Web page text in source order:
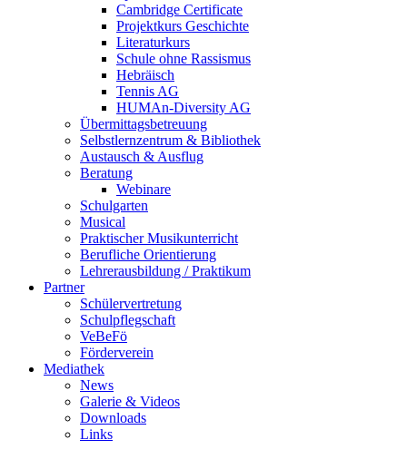
Cambridge Certificate
Projektkurs Geschichte
Literaturkurs
Schule ohne Rassismus
Hebräisch
Tennis AG
HUMAn-Diversity AG
Übermittagsbetreuung
Selbstlernzentrum & Bibliothek
Austausch & Ausflug
Beratung
Webinare
Schulgarten
Musical
Praktischer Musikunterricht
Berufliche Orientierung
Lehrerausbildung / Praktikum
Partner
Schülervertretung
Schulpflegschaft
VeBeFö
Förderverein
Mediathek
News
Galerie & Videos
Downloads
Links